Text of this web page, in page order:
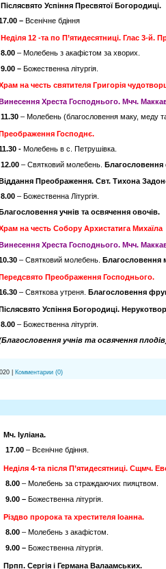
Післясвято Успіння Пресвятої Богородиці.
– Всенічне бдіння
Неділя 12 -та по П’ятидесятниці. Глас 3-й.
8.00 – Молебень з акафістом за хворих.
9.00 – Божественна літургія.
на честь святителя Григорія
Хреста Господнього. Мчч.
11.30 – Молебень (благословення маку, меду
Господнє.
- Молебень в с. Петрушівка.
12.00 – Святковий молебень. Благословення
Преображення. Свт. Тихона
8.00 – Божественна Літургія.
учнів та освячення овочів.
на честь Собору Архистатига Михаїла
Хреста Господнього. Мчч.
– Святковий молебень. Благословення
Преображення Господнього.
– Святкова утреня. Благословення
Успіння Богородиці.
8.00 – Божественна літургія.
учнів та освячення
Комментарии (0)
Мч. Іуліана.
17.00 – Всенічне бдіння.
Неділя 4-та після П’ятидесятниці. Сщмч.
8.00 – Молебень за страждаючих пияцтвом.
9.00 – Божественна літургія.
Різдво пророка та хрестителя Іоанна.
8.00 – Молебень з акафістом.
9.00 – Божественна літургія.
Прпп. Сергія і Германа Валаамських.